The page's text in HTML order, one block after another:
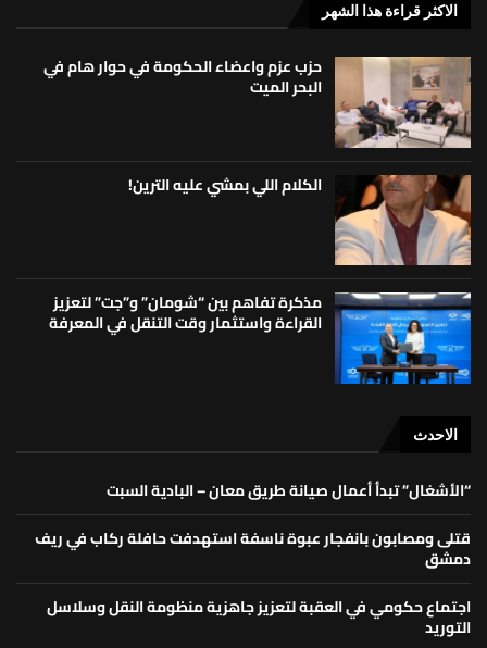
الاكثر قراءة هذا الشهر
حزب عزم واعضاء الحكومة في حوار هام في
البحر الميت
الكلام اللي بمشي عليه الترين!
مذكرة تفاهم بين “شومان” و”جت” لتعزيز
القراءة واستثمار وقت التنقل في المعرفة
الاحدث
“الأشغال” تبدأ أعمال صيانة طريق معان – البادية السبت
قتلى ومصابون بانفجار عبوة ناسفة استهدفت حافلة ركاب في ريف
دمشق
اجتماع حكومي في العقبة لتعزيز جاهزية منظومة النقل وسلاسل
التوريد